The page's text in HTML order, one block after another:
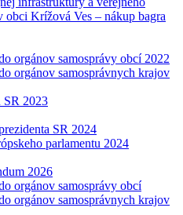
obci Krížová Ves – nákup bagra
orgánov samosprávy obcí 2022
orgánov samosprávnych krajov
2023
SR 2024
parlamentu 2024
2026
orgánov samosprávy obcí
orgánov samosprávnych krajov